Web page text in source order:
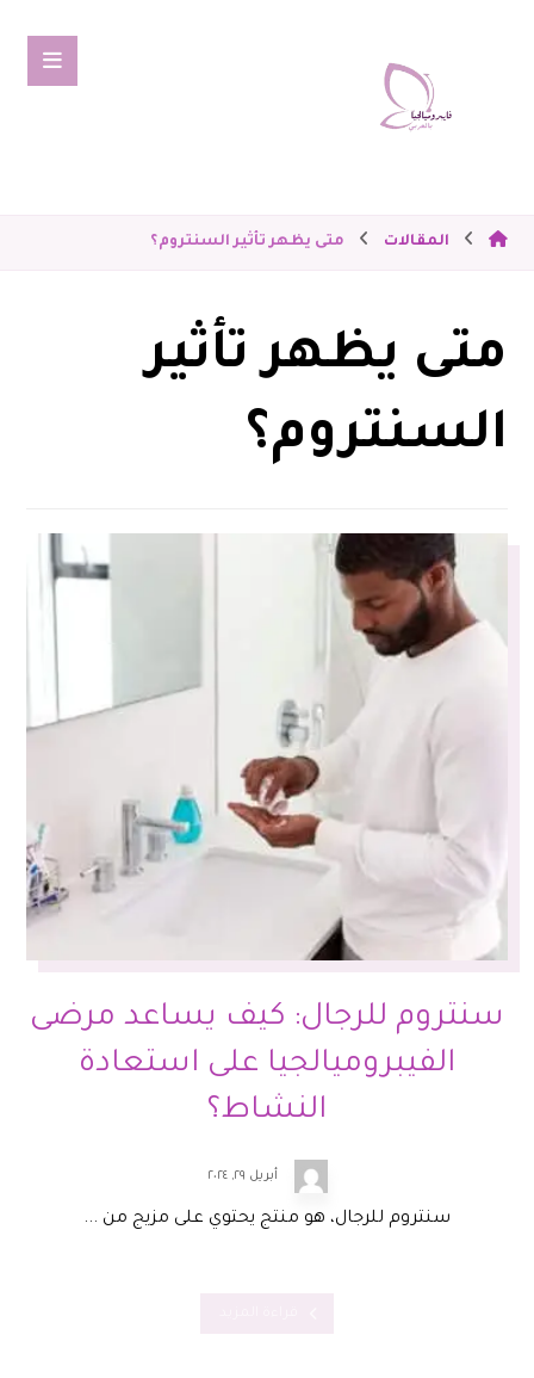
المقالات متى يظهر تأثير السنتروم؟
متى يظهر تأثير
السنتروم؟
سنتروم للرجال: كيف يساعد مرضى
الفيبروميالجيا على استعادة
النشاط؟
أبريل ٢٩, ٢٠٢٤
سنتروم للرجال، هو منتج يحتوي على مزيج من ...